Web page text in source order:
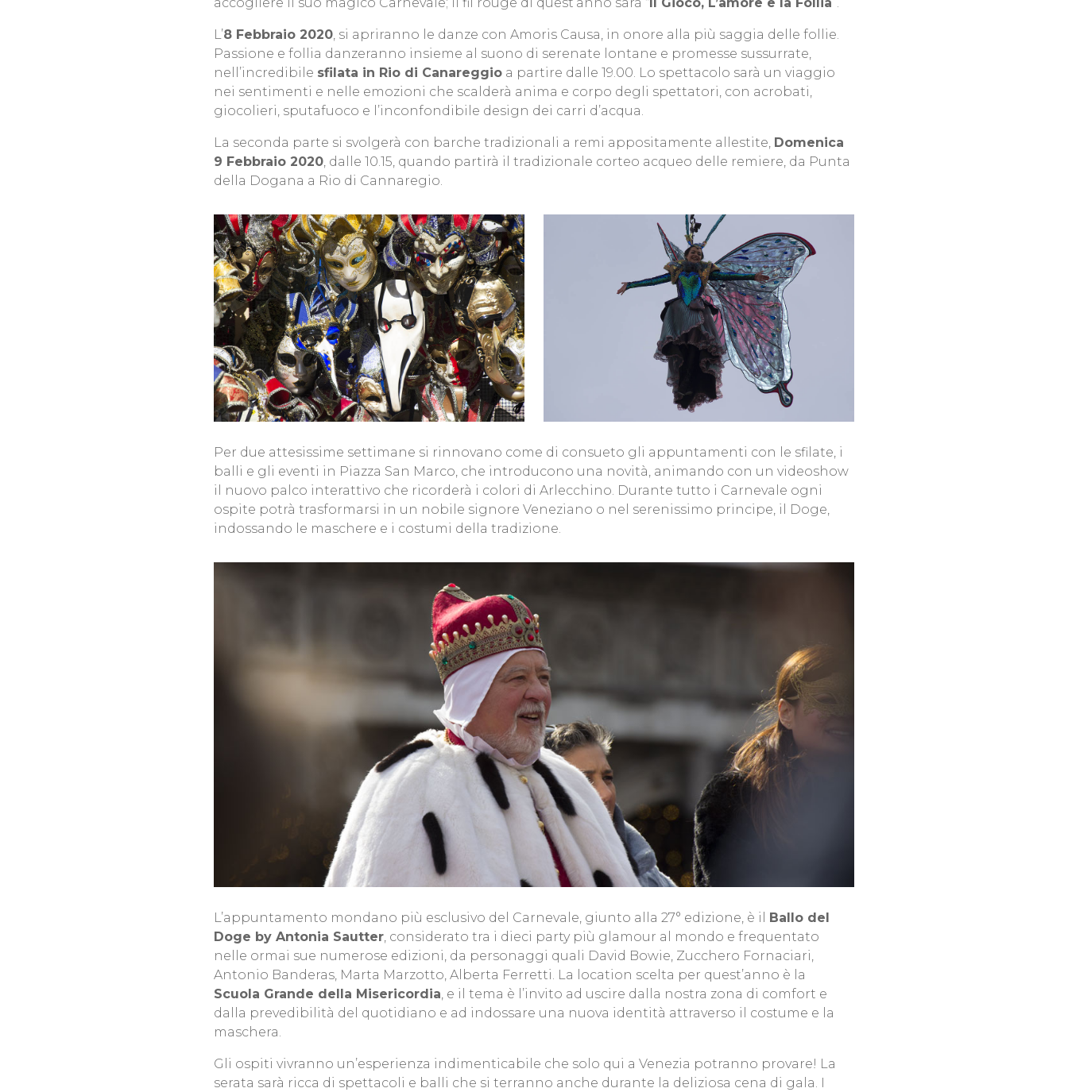
L’8 Febbraio 2020, si apriranno le danze con Amoris Causa, in onore alla più saggia delle follie.
Passione e follia danzeranno insieme al suono di serenate lontane e promesse sussurrate,
nell’incredibile sfilata in Rio di Canareggioa partire dalle 19.00. Lo spettacolo sarà un viaggio
nei sentimenti e nelle emozioni che scalderà anima e corpo degli spettatori, con acrobati,
giocolieri, sputafuoco e l’inconfondibile design dei carri d’acqua.
La seconda parte si svolgerà con barche tradizionali a remi appositamente allestite, Domenica
9 Febbraio 2020, dalle 10.15, quando partirà il tradizionale corteo acqueo delle remiere, da Punta
della Dogana a Rio di Cannaregio.
Per due attesissime settimane si rinnovano come di consueto gli appuntamenti con le sfilate, i
balli e gli eventi in Piazza San Marco, che introducono una novità, animando con un videoshow
il nuovo palco interattivo che ricorderà i colori di Arlecchino. Durante tutto i Carnevale ogni
ospite potrà trasformarsi in un nobile signore Veneziano o nel serenissimo principe, il Doge,
indossando le maschere e i costumi della tradizione.
L’appuntamento mondano più esclusivo del Carnevale, giunto alla 27° edizione, è il
Ballo del
Doge by Antonia Sautter, considerato tra i dieci party più glamour al mondo e frequentato
nelle ormai sue numerose edizioni, da personaggi quali David Bowie, Zucchero Fornaciari,
Antonio Banderas, Marta Marzotto, Alberta Ferretti. La location scelta per quest’anno è la
Scuola Grande della Misericordia, e il tema è l’invito ad uscire dalla nostra zona di comfort e
dalla prevedibilità del quotidiano e ad indossare una nuova identità attraverso il costume e la
maschera.
Gli ospiti vivranno un’esperienza indimenticabile che solo qui a Venezia potranno provare! La
serata sarà ricca di spettacoli e balli che si terranno anche durante la deliziosa cena di gala. I